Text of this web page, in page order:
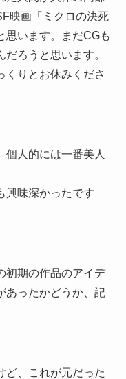
映画「ミクロの決死
思います。まだCGも
ろうと思います。
くりとお休みくださ
個人的には一番美人
興味深かったです
初期の作品のアイデ
あったかどうか、記
ど、これが元だった